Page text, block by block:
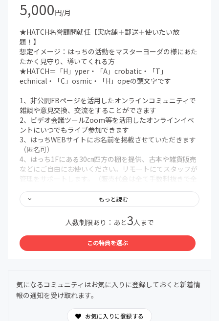
5,000円/月
★HATCH名誉顧問就任【実店舗＋郵送＋使いたい放
題！】
想定イメージ：はっちの活動をマスターヨーダの様にあた
たかく見守り、導いてくれる方
★HATCH＝「H」yper・「A」crobatic・「T」
echnical・「C」osmic・「H」opeの頭文字です
1、非公開FBページを活用したオンラインコミュニティで
雑談や意見交換、交流をすることができます
2、ビデオ会議ツールZoom等を活用したオンラインイベ
ントにいつでもライブ参加できます
3、はっちWEBサイトにお名前を掲載させていただきます
（匿名可）
4、はっち1Fにある30㎝四方の棚を提供、古本や雑貨販売
などにご自由にお使いください。リモートにてスタッフが
管理をサポートします。（販売代金は全て手数料抜きで全
5、毎月1回フリーペーパー担当が選書したオススメ8誌を
郵送させていただきます。（送料は負担願います）
6、ご来店された際には運営メンバーが大阪締め他にて大
歓迎させていただきます
7、顧問に相応しく、はっち運営会議に影の支配者的存在
感で参加できます
もっと読む
人数制限あり：あと3人まで
この特典を選ぶ
気になるコミュニティはお気に入りに登録しておくと新着情
報の通知を受け取れます。
お気に入りに登録する